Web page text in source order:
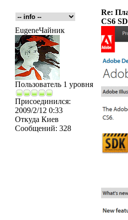
Re:
CS6
EugeneЧайник
Пользователь 1 уровня
Присоединился:
2009/2/12 0:33
Откуда Киев
Сообщений: 328